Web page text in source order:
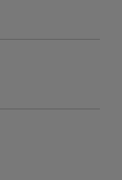
nouvelle fenetre